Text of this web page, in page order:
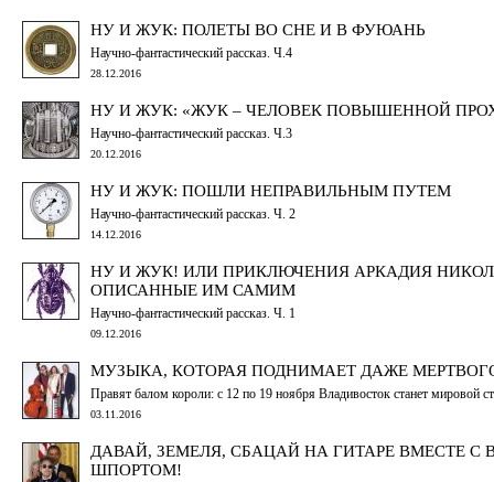
НУ И ЖУК: ПОЛЕТЫ ВО СНЕ И В ФУЮАНЬ
Научно-фантастический рассказ. Ч.4
28.12.2016
НУ И ЖУК: «ЖУК – ЧЕЛОВЕК ПОВЫШЕННОЙ
Научно-фантастический рассказ. Ч.3
20.12.2016
НУ И ЖУК: ПОШЛИ НЕПРАВИЛЬНЫМ ПУТЕМ
Научно-фантастический рассказ. Ч. 2
14.12.2016
НУ И ЖУК! ИЛИ ПРИКЛЮЧЕНИЯ АРКАДИЯ
ОПИСАННЫЕ ИМ САМИМ
Научно-фантастический рассказ. Ч. 1
09.12.2016
МУЗЫКА, КОТОРАЯ ПОДНИМАЕТ ДАЖЕ
Правят балом короли: с 12 по 19 ноября Владивосток станет мировой
03.11.2016
ДАВАЙ, ЗЕМЕЛЯ, СБАЦАЙ НА ГИТАРЕ ВМЕСТЕ С
ШПОРТОМ!